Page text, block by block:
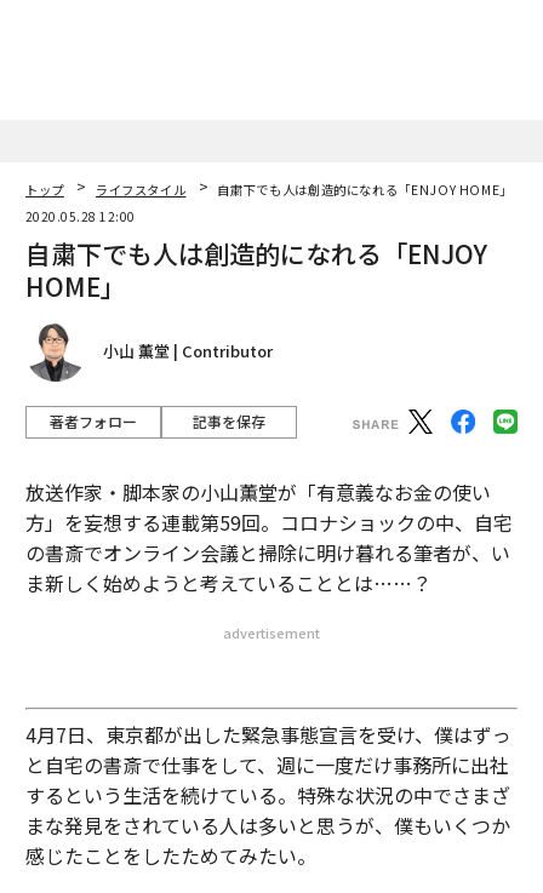
トップ ライフスタイル
自粛下でも人は創造的になれる「ENJOY HOME」
2020.05.28 12:00
自粛下でも人は創造的になれる「ENJOY
HOME」
小山 薫堂 | Contributor
著者フォロー 記事を保存
放送作家・脚本家の小山薫堂が「有意義なお金の使い
方」を妄想する連載第59回。コロナショックの中、自宅
の書斎でオンライン会議と掃除に明け暮れる筆者が、い
ま新しく始めようと考えていることとは……？
advertisement
4月7日、東京都が出した緊急事態宣言を受け、僕はずっ
と自宅の書斎で仕事をして、週に一度だけ事務所に出社
するという生活を続けている。特殊な状況の中でさまざ
まな発見をされている人は多いと思うが、僕もいくつか
感じたことをしたためてみたい。